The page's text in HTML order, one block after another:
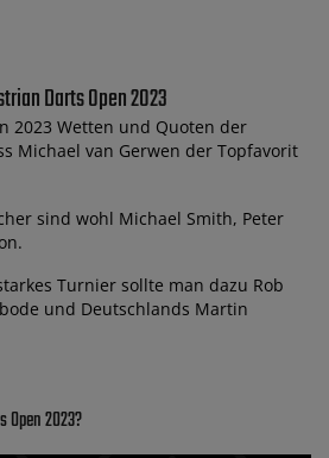
Darts Open 2023
2023 Wetten und Quoten der
Michael van Gerwen der Topfavorit
sind wohl Michael Smith, Peter
Turnier sollte man dazu Rob
und Deutschlands Martin
2023?